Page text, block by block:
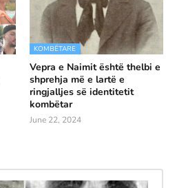
KOMBËTARE
Vepra e Naimit është thelbi e
shprehja më e lartë e
ringjalljes së identitetit
kombëtar
June 22, 2024